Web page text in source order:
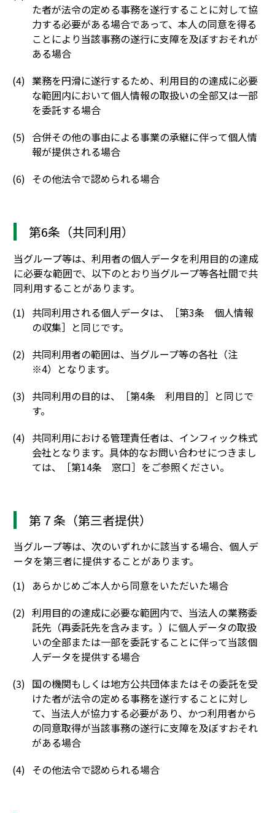
た者が法令の定める事務を遂行することに対して協
力する必要がある場合であって、本人の同意を得る
ことにより当該事務の遂行に支障を及ぼすおそれが
ある場合
業務を円滑に遂行するため、利用目的の達成に必要
な範囲内において個人情報の取扱いの全部又は一部
を委託する場合
合併その他の事由による事業の承継に伴って個人情
報が提供される場合
その他法令で認められる場合
第6条（共同利用）
当グループ等は、利用者の個人データを利用目的の達成
に必要な範囲で、以下のとおり当グループ等各社間で共
同利用することがあります。
共同利用される個人データは、［第3条 個人情報
の収集］と同じです。
共同利用者の範囲は、当グループ等の各社（注
※4）となります。
共同利用の目的は、［第4条 利用目的］と同じで
す。
共同利用における管理責任者は、インフィック株式
会社となります。具体的なお問い合わせにつきまし
ては、［第14条 窓口］をご参照ください。
第７条（第三者提供）
当グループ等は、次のいずれかに該当する場合、個人デ
ータを第三者に提供することがあります。
あらかじめご本人から同意をいただいた場合
利用目的の達成に必要な範囲内で、当法人の業務委
託先（再委託先を含みます。）に個人データの取扱
いの全部または一部を委託することに伴って当該個
人データを提供する場合
国の機関もしくは地方公共団体またはその委託を受
けた者が法令の定める事務を遂行することに対し
て、当法人が協力する必要があり、かつ利用者から
の同意取得が当該事務の遂行に支障を及ぼすおそれ
がある場合
その他法令で認められる場合